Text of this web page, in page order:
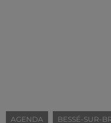
AGENDA BESSÉ-SUR-